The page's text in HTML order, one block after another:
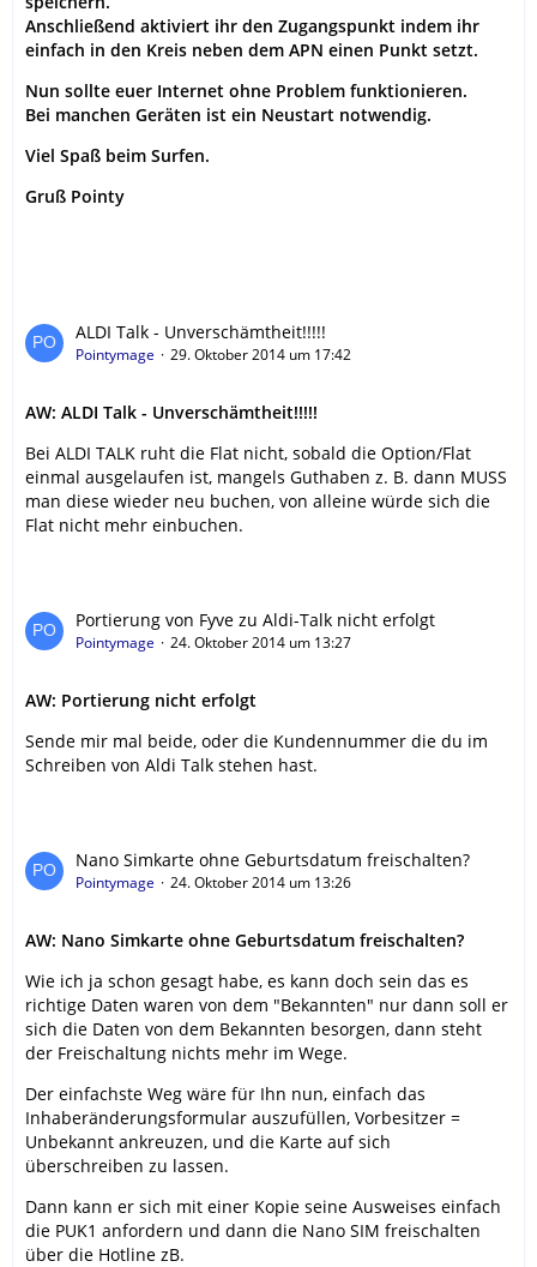
Anschließend aktiviert ihr den Zugangspunkt indem ihr
einfach in den Kreis neben dem APN einen Punkt setzt.
Nun sollte euer Internet ohne Problem funktionieren.
Bei manchen Geräten ist ein Neustart notwendig.
Viel Spaß beim Surfen.
Gruß Pointy
ALDI Talk - Unverschämtheit!!!!!
Pointymage 29. Oktober 2014 um 17:42
AW: ALDI Talk - Unverschämtheit!!!!!
Bei ALDI TALK ruht die Flat nicht, sobald die Option/Flat
einmal ausgelaufen ist, mangels Guthaben z. B. dann MUSS
man diese wieder neu buchen, von alleine würde sich die
Flat nicht mehr einbuchen.
Portierung von Fyve zu Aldi-Talk nicht erfolgt
Pointymage 24. Oktober 2014 um 13:27
AW: Portierung nicht erfolgt
Sende mir mal beide, oder die Kundennummer die du im
Schreiben von Aldi Talk stehen hast.
Nano Simkarte ohne Geburtsdatum freischalten?
Pointymage 24. Oktober 2014 um 13:26
AW: Nano Simkarte ohne Geburtsdatum freischalten?
Wie ich ja schon gesagt habe, es kann doch sein das es
richtige Daten waren von dem "Bekannten" nur dann soll er
sich die Daten von dem Bekannten besorgen, dann steht
der Freischaltung nichts mehr im Wege.
Der einfachste Weg wäre für Ihn nun, einfach das
Inhaberänderungsformular auszufüllen, Vorbesitzer =
Unbekannt ankreuzen, und die Karte auf sich
überschreiben zu lassen.
Dann kann er sich mit einer Kopie seine Ausweises einfach
die PUK1 anfordern und dann die Nano SIM freischalten
über die Hotline zB.